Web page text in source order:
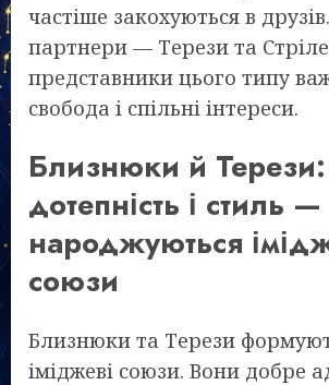
частіше закохуються в
партнери — Терези та
представники цього типу
свобода і спільні інтереси.
Близнюки й Терези:
дотепність і стиль
народжуються
союзи
Близнюки та Терези
іміджеві союзи. Вони добре